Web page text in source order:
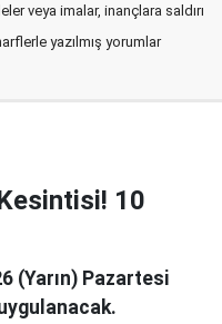
veya imalar, inançlara saldırı
yazılmış yorumlar
10
(Yarın) Pazartesi